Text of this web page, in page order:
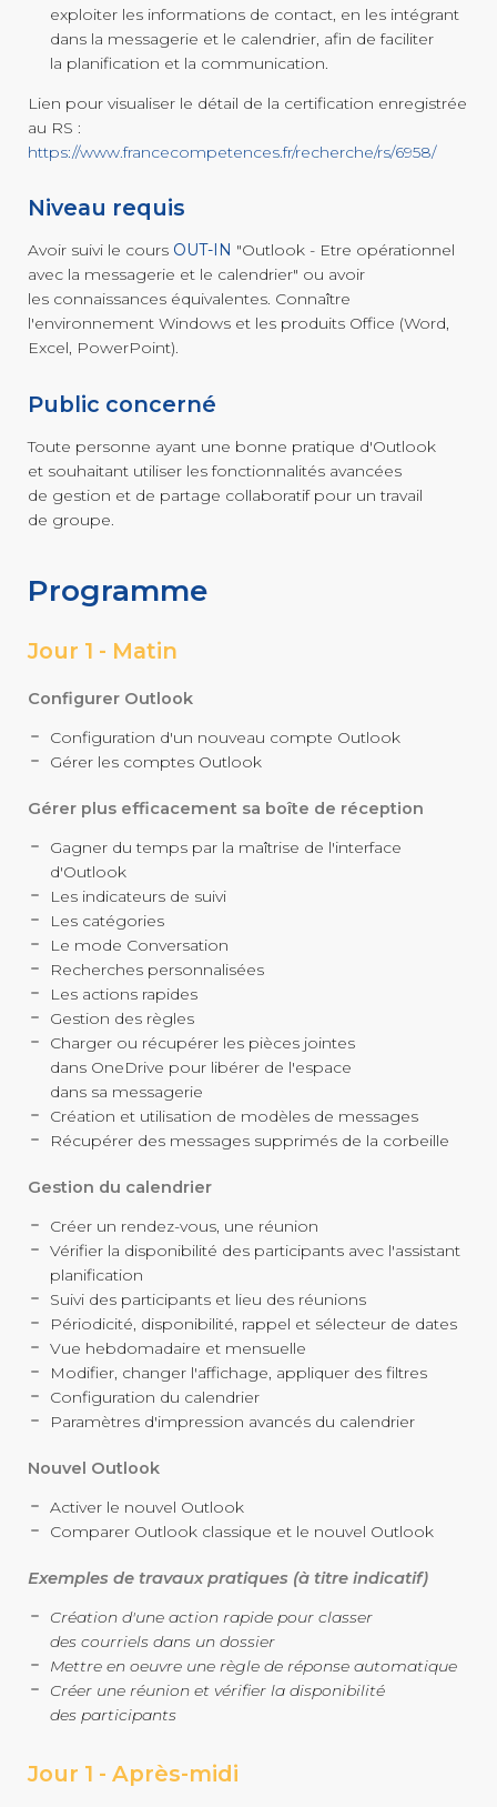
exploiter les informations de contact, en les intégrant
dans la messagerie et le calendrier, afin de faciliter
la planification et la communication.
Lien pour visualiser le détail de la certification enregistrée
au RS :
https://www.francecompetences.fr/recherche/rs/6958/
Niveau requis
Avoir suivi le cours OUT-IN "Outlook - Etre opérationnel
avec la messagerie et le calendrier" ou avoir
les connaissances équivalentes. Connaître
l'environnement Windows et les produits Office (Word,
Excel, PowerPoint).
Public concerné
Toute personne ayant une bonne pratique d'Outlook
et souhaitant utiliser les fonctionnalités avancées
de gestion et de partage collaboratif pour un travail
de groupe.
Programme
Jour 1 - Matin
Configurer Outlook
Configuration d'un nouveau compte Outlook
Gérer les comptes Outlook
Gérer plus efficacement sa boîte de réception
Gagner du temps par la maîtrise de l'interface
d'Outlook
Les indicateurs de suivi
Les catégories
Le mode Conversation
Recherches personnalisées
Les actions rapides
Gestion des règles
Charger ou récupérer les pièces jointes
dans OneDrive pour libérer de l'espace
dans sa messagerie
Création et utilisation de modèles de messages
Récupérer des messages supprimés de la corbeille
Gestion du calendrier
Créer un rendez-vous, une réunion
Vérifier la disponibilité des participants avec l'assistant
planification
Suivi des participants et lieu des réunions
Périodicité, disponibilité, rappel et sélecteur de dates
Vue hebdomadaire et mensuelle
Modifier, changer l'affichage, appliquer des filtres
Configuration du calendrier
Paramètres d'impression avancés du calendrier
Nouvel Outlook
Activer le nouvel Outlook
Comparer Outlook classique et le nouvel Outlook
Exemples de travaux pratiques (à titre indicatif)
Création d'une action rapide pour classer
des courriels dans un dossier
Mettre en oeuvre une règle de réponse automatique
Créer une réunion et vérifier la disponibilité
des participants
Jour 1 - Après-midi